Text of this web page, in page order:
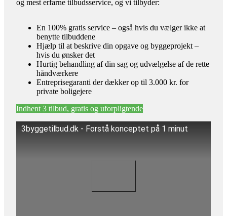
og mest erfarne tilbudsservice, og vi tilbyder:
En 100% gratis service – også hvis du vælger ikke at
benytte tilbuddene
Hjælp til at beskrive din opgave og byggeprojekt –
hvis du ønsker det
Hurtig behandling af din sag og udvælgelse af de rette
håndværkere
Entreprisegaranti der dækker op til 3.000 kr. for
private boligejere
Indhent 3 tilbud, gratis og uforpligtende
3byggetilbud.dk - Forstå konceptet på 1 minut